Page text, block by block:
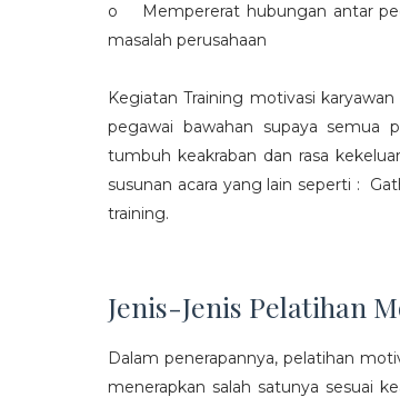
o Mempererat hubungan antar
masalah perusahaan
Kegiatan Training motivasi
pegawai bawahan supaya semua
tumbuh keakraban dan rasa
susunan acara yang lain seperti :
training.
Jenis-Jenis Pelatihan
Dalam penerapannya, pelatihan
menerapkan salah satunya sesuai